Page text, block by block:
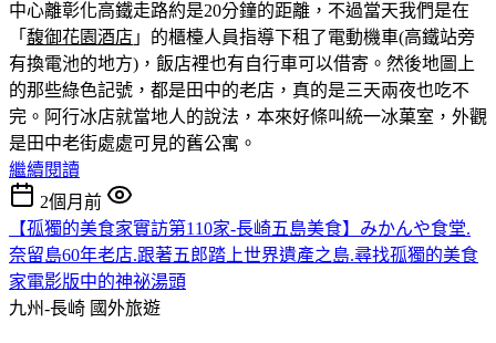
中心離彰化高鐵走路約是20分鐘的距離，不過當天我們是在
「 馥御花園酒店 」的櫃檯人員指導下租了電動機車(高鐵站旁
有換電池的地方)，飯店裡也有自行車可以借寄。然後地圖上
的那些綠色記號，都是田中的老店，真的是三天兩夜也吃不
完。 阿行冰店就當地人的說法，本來好條叫統一冰菓室，外觀
是田中老街處處可見的舊公寓。
繼續閱讀
2個月前
【孤獨的美食家實訪第110家-長崎五島美食】みかんや食堂.
奈留島60年老店.跟著五郎踏上世界遺產之島.尋找孤獨的美食
家電影版中的神祕湯頭
九州-長崎 國外旅遊